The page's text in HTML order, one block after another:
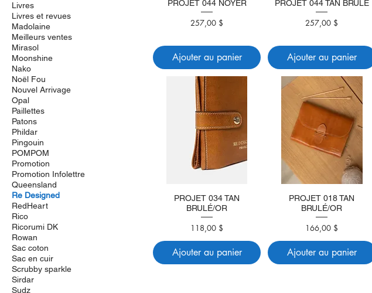
Livres
Livres et revues
Madolaine
Meilleurs ventes
Mirasol
Moonshine
Nako
Noël Fou
Nouvel Arrivage
Opal
Paillettes
Patons
Phildar
Pingouin
POMPOM
Promotion
Promotion Infolettre
Queensland
Re Designed
RedHeart
Rico
Ricorumi DK
Rowan
Sac coton
Sac en cuir
Scrubby sparkle
Sirdar
Sudz
PROJET 044 NOYER
Prix
257,00 $
Ajouter au panier
PROJET 044 TAN BRULÉ
Prix
257,00 $
Ajouter au panier
PROJET 034 TAN
BRULÉ/OR
Prix
118,00 $
Ajouter au panier
PROJET 018 TAN
BRULÉ/OR
Prix
166,00 $
Ajouter au panier